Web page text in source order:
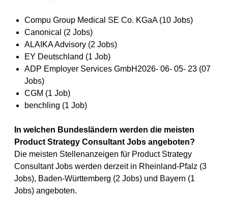
Compu Group Medical SE Co. KGaA (10 Jobs)
Canonical (2 Jobs)
ALAIKA Advisory (2 Jobs)
EY Deutschland (1 Job)
ADP Employer Services GmbH2026- 06- 05- 23 (07
Jobs)
CGM (1 Job)
benchling (1 Job)
In welchen Bundesländern werden die meisten
Product Strategy Consultant Jobs angeboten?
Die meisten Stellenanzeigen für Product Strategy
Consultant Jobs werden derzeit in Rheinland-Pfalz (3
Jobs), Baden-Württemberg (2 Jobs) und Bayern (1
Jobs) angeboten.